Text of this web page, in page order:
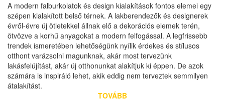
A modern falburkolatok és design kialakítások fontos elemei egy
szépen kialakított belső térnek. A lakberendezők és designerek
évről-évre új ötletekkel állnak elő a dekorációs elemek terén,
ötvözve a korhű anyagokat a modern felfogással. A legfrissebb
trendek ismeretében lehetőségünk nyílik érdekes és stílusos
otthont varázsolni magunknak, akár most tervezünk
lakásfelújítást, akár új otthonunkat alakítjuk ki éppen. De azok
számára is inspiráló lehet, akik eddig nem terveztek semmilyen
átalakítást.
TOVÁBB